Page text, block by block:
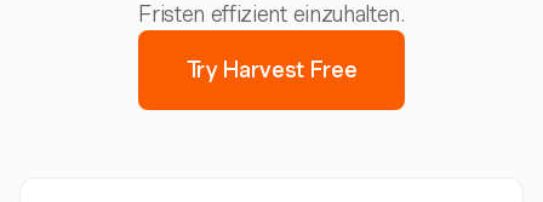
Fristen effizient einzuhalten.
Try Harvest Free